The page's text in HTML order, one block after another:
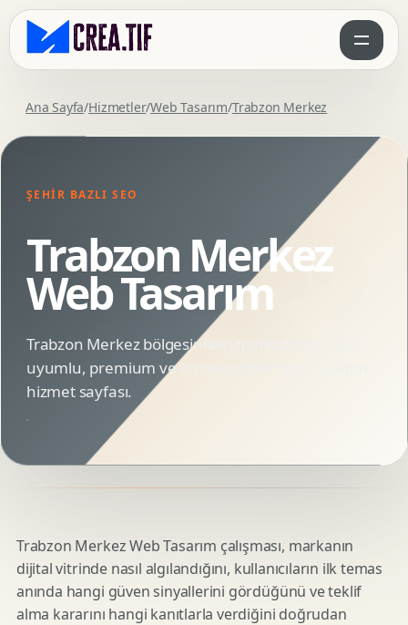
Ana Sayfa/Hizmetler/Web Tasarım/Trabzon Merkez
ŞEHIR BAZLI SEO
Trabzon Merkez
Web Tasarım
Trabzon Merkez bölgesindeki markalar için SEO
uyumlu, premium ve animasyonlu Web Tasarım
hizmet sayfası.
Trabzon Merkez Web Tasarım çalışması, markanın
dijital vitrinde nasıl algılandığını, kullanıcıların ilk temas
anında hangi güven sinyallerini gördüğünü ve teklif
alma kararını hangi kanıtlarla verdiğini doğrudan